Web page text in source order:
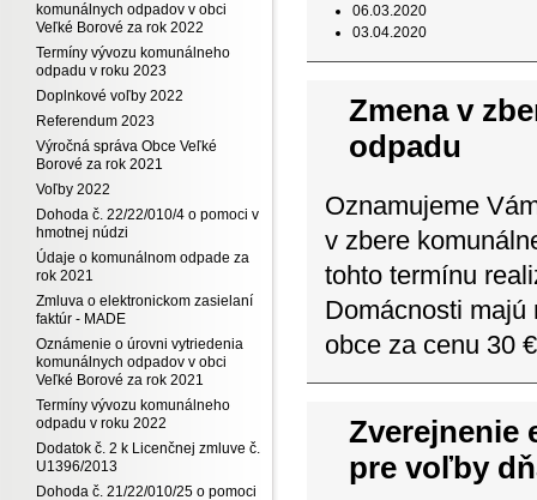
komunálnych odpadov v obci
Veľké Borové za rok 2022
Termíny vývozu komunálneho
odpadu v roku 2023
Doplnkové voľby 2022
Referendum 2023
Výročná správa Obce Veľké
Borové za rok 2021
Voľby 2022
Dohoda č. 22/22/010/4 o pomoci v
hmotnej núdzi
Údaje o komunálnom odpade za
rok 2021
Zmluva o elektronickom zasielaní
faktúr - MADE
Oznámenie o úrovni vytriedenia
komunálnych odpadov v obci
Veľké Borové za rok 2021
Termíny vývozu komunálneho
odpadu v roku 2022
Dodatok č. 2 k Licenčnej zmluve č.
U1396/2013
Dohoda č. 21/22/010/25 o pomoci
06.03.2020
03.04.2020
Zmena v
odpadu
Oznamujeme
v zbere
tohto termínu
Domácnosti
obce za cenu 30
Zverejnenie
pre voľby